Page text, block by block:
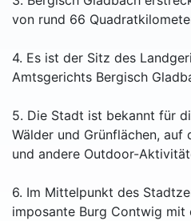
von rund 66
4. Es ist der Sitz des
Amtsgerichts Bergisch
5. Die Stadt ist bekannt für
Wälder und Grünflächen,
und andere Outdoor-
6. Im Mittelpunkt des
imposante Burg Contwig mit